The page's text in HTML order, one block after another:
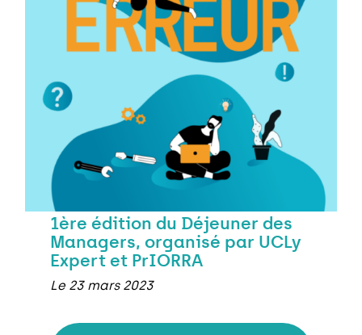
1ère édition du Déjeuner des
Managers, organisé par UCLy
Expert et PrIORRA
Le 23 mars 2023